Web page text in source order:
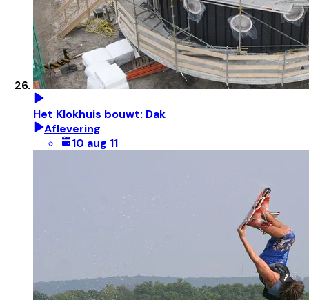
Het Klokhuis bouwt: Dak
Aflevering
10 aug 11